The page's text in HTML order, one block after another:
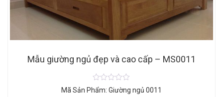
Mẫu giường ngủ đẹp và cao cấp – MS0011
Mã Sản Phẩm: Giường ngủ 0011